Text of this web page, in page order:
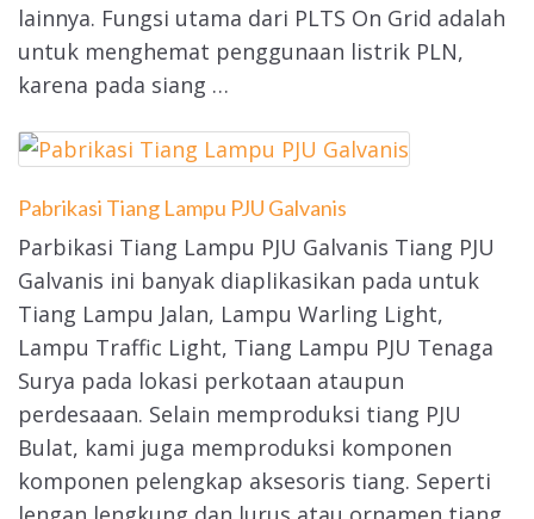
lainnya. Fungsi utama dari PLTS On Grid adalah
untuk menghemat penggunaan listrik PLN,
karena pada siang …
Pabrikasi Tiang Lampu PJU Galvanis
Parbikasi Tiang Lampu PJU Galvanis Tiang PJU
Galvanis ini banyak diaplikasikan pada untuk
Tiang Lampu Jalan, Lampu Warling Light,
Lampu Traffic Light, Tiang Lampu PJU Tenaga
Surya pada lokasi perkotaan ataupun
perdesaaan. Selain memproduksi tiang PJU
Bulat, kami juga memproduksi komponen
komponen pelengkap aksesoris tiang. Seperti